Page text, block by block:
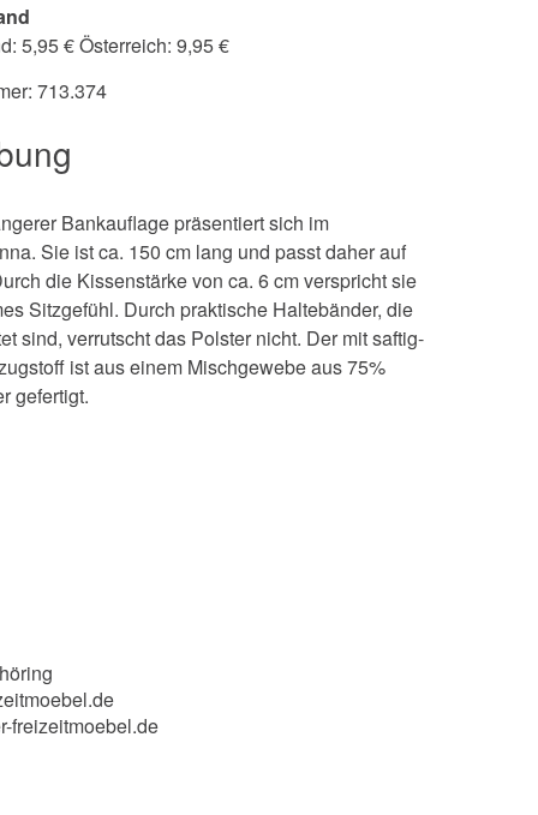
5,95 € Österreich: 9,95 €
713.374
Bankauflage präsentiert sich im
Sie ist ca. 150 cm lang und passt daher auf
die Kissenstärke von ca. 6 cm verspricht sie
Sitzgefühl. Durch praktische Haltebänder, die
sind, verrutscht das Polster nicht. Der mit saftig-
ist aus einem Mischgewebe aus 75%
gefertigt.
freizeitmoebel.de